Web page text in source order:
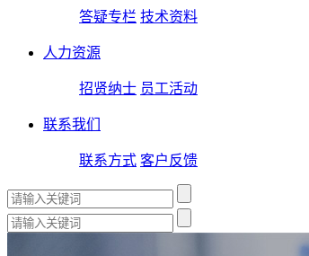
答疑专栏 技术资料
人力资源
招贤纳士 员工活动
联系我们
联系方式 客户反馈